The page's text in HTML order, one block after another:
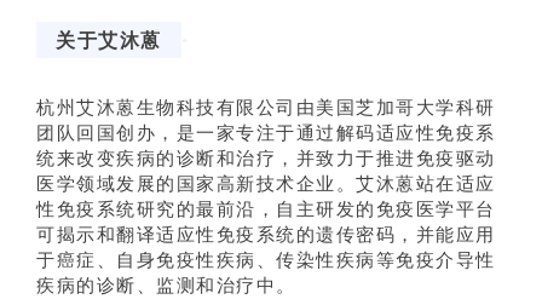
关于艾沐蒽
杭州艾沐蒽生物科技有限公司由美国芝加哥大学科研
团队回国创办，是一家专注于通过解码适应性免疫系
统来改变疾病的诊断和治疗，并致力于推进免疫驱动
医学领域发展的国家高新技术企业。艾沐蒽站在适应
性免疫系统研究的最前沿，自主研发的免疫医学平台
可揭示和翻译适应性免疫系统的遗传密码，并能应用
于癌症、自身免疫性疾病、传染性疾病等免疫介导性
疾病的诊断、监测和治疗中。